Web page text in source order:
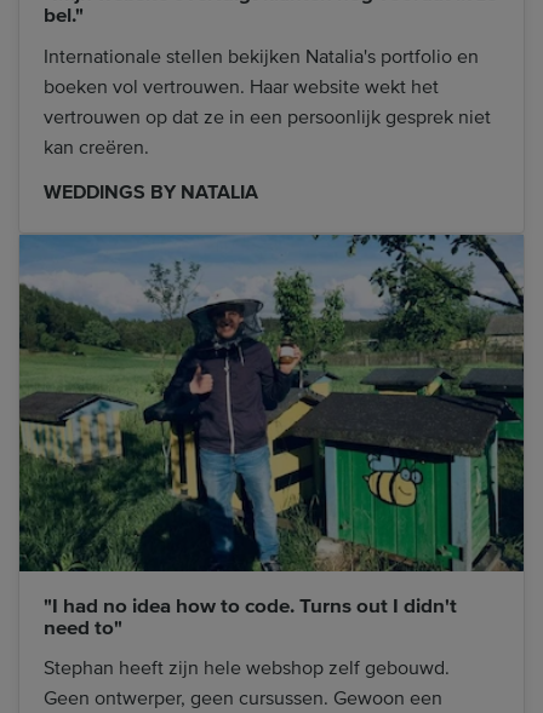
bel."
Internationale stellen bekijken Natalia's portfolio en
boeken vol vertrouwen. Haar website wekt het
vertrouwen op dat ze in een persoonlijk gesprek niet
kan creëren.
WEDDINGS BY NATALIA
"I had no idea how to code. Turns out I didn't
need to"
Stephan heeft zijn hele webshop zelf gebouwd.
Geen ontwerper, geen cursussen. Gewoon een